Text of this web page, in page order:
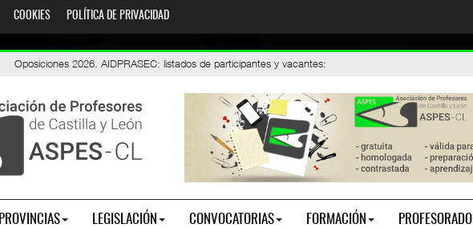
COOKIES POLÍTICA DE PRIVACIDAD
Oposiciones 2026. AIDPRASEC: listados de participantes y vacantes
PES y Otros Cuerpos. Oposiciones 2026. Toma de posesión :
PROVINCIAS LEGISLACIÓN CONVOCATORIAS FORMACIÓN PROFESORADO